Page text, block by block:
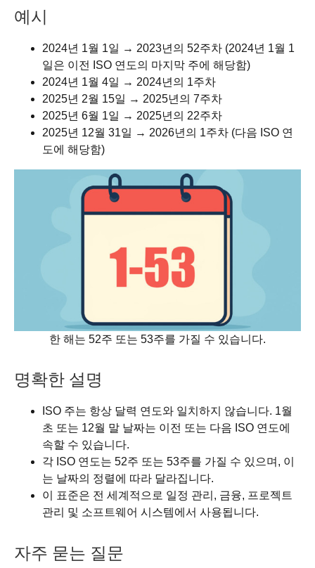
예시
2024년 1월 1일 → 2023년의 52주차 (2024년 1월 1
일은 이전 ISO 연도의 마지막 주에 해당함)
2024년 1월 4일 → 2024년의 1주차
2025년 2월 15일 → 2025년의 7주차
2025년 6월 1일 → 2025년의 22주차
2025년 12월 31일 → 2026년의 1주차 (다음 ISO 연
도에 해당함)
한 해는 52주 또는 53주를 가질 수 있습니다.
명확한 설명
ISO 주는 항상 달력 연도와 일치하지 않습니다. 1월
초 또는 12월 말 날짜는 이전 또는 다음 ISO 연도에
속할 수 있습니다.
각 ISO 연도는 52주 또는 53주를 가질 수 있으며, 이
는 날짜의 정렬에 따라 달라집니다.
이 표준은 전 세계적으로 일정 관리, 금융, 프로젝트
관리 및 소프트웨어 시스템에서 사용됩니다.
자주 묻는 질문